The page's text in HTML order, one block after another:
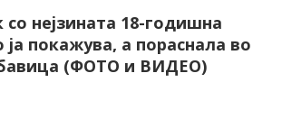
со нејзината 18-годишна
ја покажува, a пораснала во
(ФОТО и ВИДЕО)